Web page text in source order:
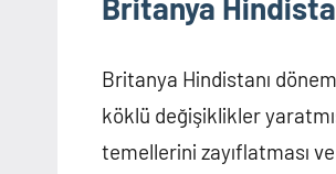
Britanya
Britanya Hindistanı
köklü değişiklikler
temellerini zayıflatması